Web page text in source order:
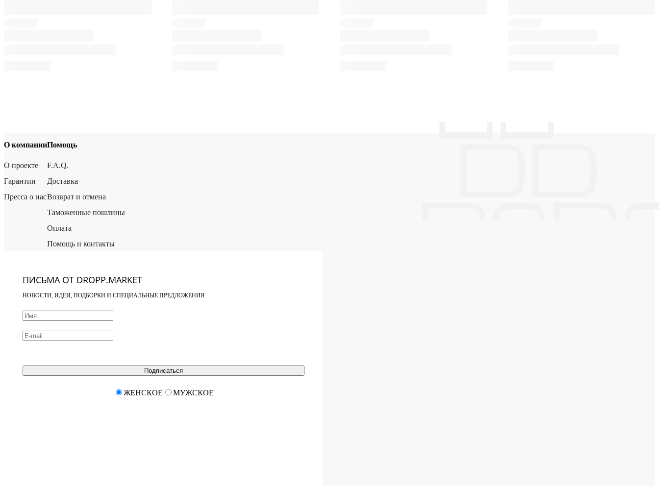
О компании
О проекте
Гарантии
Пресса о нас
Помощь
F.A.Q.
Доставка
Возврат и отмена
Таможенные пошлины
Оплата
Помощь и контакты
ПИСЬМА ОТ DROPP.MARKET
НОВОСТИ, ИДЕИ, ПОДБОРКИ И СПЕЦИАЛЬНЫЕ ПРЕДЛОЖЕНИЯ
Подписаться
ЖЕНСКОЕ МУЖСКОЕ